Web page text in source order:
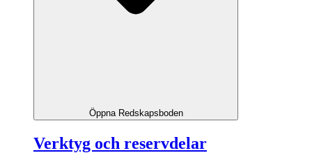
Öppna Redskapsboden
Verktyg och reservdelar